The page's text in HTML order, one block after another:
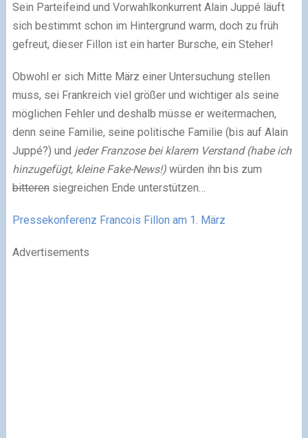
Sein Parteifeind und Vorwahlkonkurrent Alain Juppé läuft
sich bestimmt schon im Hintergrund warm, doch zu früh
gefreut, dieser Fillon ist ein harter Bursche, ein Steher!
Obwohl er sich Mitte März einer Untersuchung stellen
muss, sei Frankreich viel größer und wichtiger als seine
möglichen Fehler und deshalb müsse er weitermachen,
denn seine Familie, seine politische Familie (bis auf Alain
Juppé?) und jeder Franzose bei klarem Verstand (habe ich
hinzugefügt, kleine Fake-News!)würden ihn bis zum
bitterensiegreichen Ende unterstützen…
Pressekonferenz Francois Fillon am 1. März
Advertisements